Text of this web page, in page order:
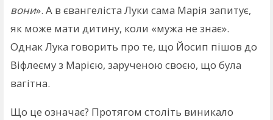
вони». А в євангеліста Луки сама Марія запитує,
як може мати дитину, коли «мужа не знає».
Однак Лука говорить про те, що Йосип пішов до
Віфлеєму з Марією, зарученою своєю, що була
вагітна.
Що це означає? Протягом століть виникало